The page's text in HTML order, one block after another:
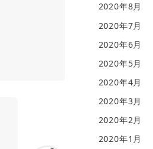
2020年8月
2020年7月
2020年6月
2020年5月
2020年4月
2020年3月
2020年2月
2020年1月